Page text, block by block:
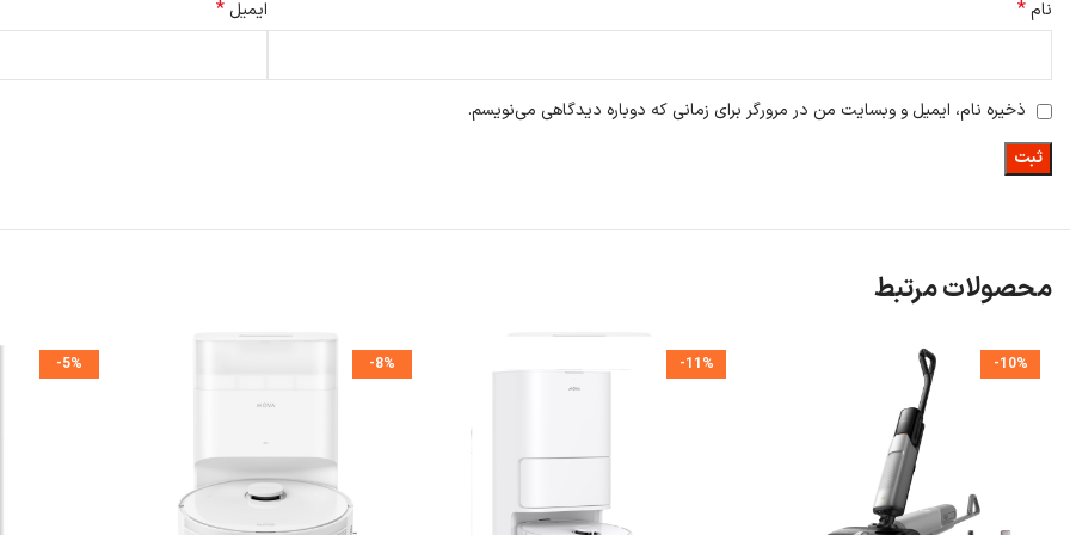
نام* ایمیل *
ذخیره نام، ایمیل و وبسایت من در مرورگر برای زمانی که دوباره دیدگاهی می‌نویسم.
محصولات مرتبط
-10%
-11%
-8%
-5%